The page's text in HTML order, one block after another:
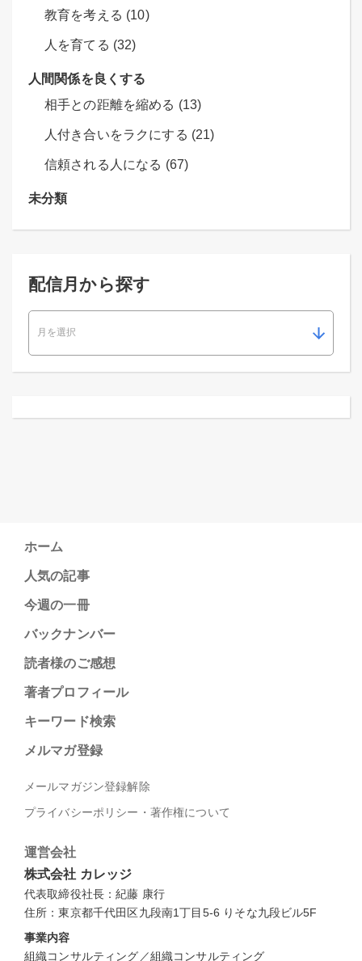
教育を考える (10)
人を育てる (32)
人間関係を良くする
相手との距離を縮める (13)
人付き合いをラクにする (21)
信頼される人になる (67)
未分類
配信月から探す
ホーム
人気の記事
今週の一冊
バックナンバー
読者様のご感想
著者プロフィール
キーワード検索
メルマガ登録
メールマガジン登録解除
プライバシーポリシー・著作権について
運営会社
株式会社 カレッジ
代表取締役社長：紀藤 康行
住所：東京都千代田区九段南1丁目5-6 りそな九段ビル5F
事業内容
組織コンサルティング／組織コンサルティング